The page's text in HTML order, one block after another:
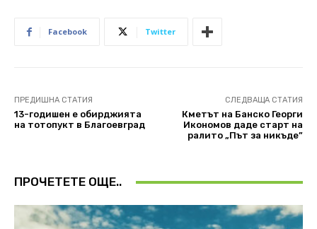
Facebook Twitter
ПРЕДИШНА СТАТИЯ
13-годишен е обирджията
на тотопукт в Благоевград
СЛЕДВАЩА СТАТИЯ
Кметът на Банско Георги
Икономов даде старт на
ралито „Път за никъде”
ПРОЧЕТЕТЕ ОЩЕ..